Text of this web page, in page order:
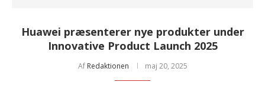
Huawei præsenterer nye produkter under
Innovative Product Launch 2025
Af Redaktionen maj 20, 2025